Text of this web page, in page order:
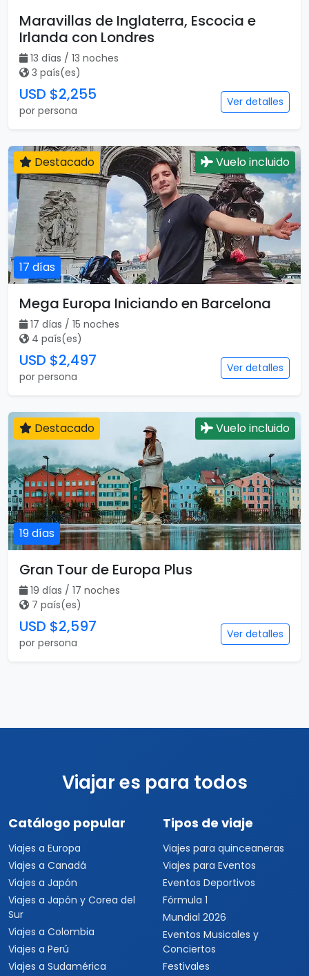
Maravillas de Inglaterra, Escocia e
Irlanda con Londres
13 días / 13 noches
3 país(es)
USD $2,255
por persona
Ver detalles
17 días
Destacado Vuelo incluido
Mega Europa Iniciando en Barcelona
17 días / 15 noches
4 país(es)
USD $2,497
por persona
Ver detalles
19 días
Destacado Vuelo incluido
Gran Tour de Europa Plus
19 días / 17 noches
7 país(es)
USD $2,597
por persona
Ver detalles
Viajar es para todos
Catálogo popular
Viajes a Europa
Viajes a Canadá
Viajes a Japón
Viajes a Japón y Corea del
Sur
Viajes a Colombia
Viajes a Perú
Viajes a Sudamérica
Tipos de viaje
Viajes para quinceaneras
Viajes para Eventos
Eventos Deportivos
Fórmula 1
Mundial 2026
Eventos Musicales y
Conciertos
Festivales